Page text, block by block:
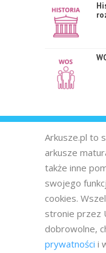
Arkusze.pl to
arkusze
także inne
swojego
cookies.
stronie przez
dobrowolne,
prywatności i